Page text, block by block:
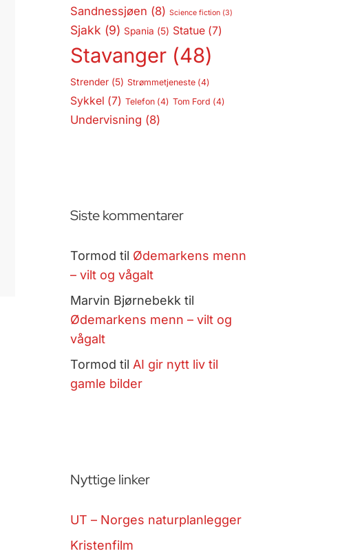
Sandnessjøen (8) Science fiction(3)
Sjakk (9) Spania (5) Statue(7)
Stavanger(48)
Strender(5) Strømmetjeneste(4)
Sykkel (7) Telefon(4) Tom Ford (4)
Undervisning (8)
Siste kommentarer
Tormod til Ødemarkens menn
– vilt og vågalt
Marvin Bjørnebekk til
Ødemarkens menn – vilt og
vågalt
Tormod til AI gir nytt liv til
gamle bilder
Nyttige linker
UT – Norges naturplanlegger
Kristenfilm